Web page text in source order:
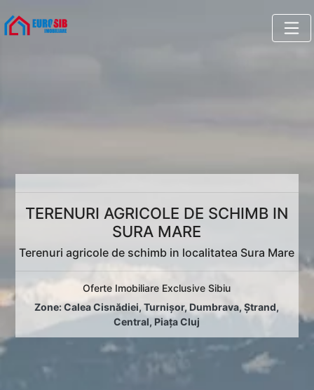
TERENURI AGRICOLE DE SCHIMB IN
SURA MARE
Terenuri agricole de schimb in localitatea Sura Mare
Oferte Imobiliare Exclusive Sibiu
Zone:Calea Cisnădiei,Turnișor,Dumbrava,Ștrand,
Central, Piața Cluj